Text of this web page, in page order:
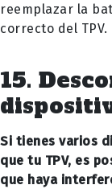
reemplazar la
correcto del TPV.
15.
Si tienes varios
que tu TPV, es
que haya